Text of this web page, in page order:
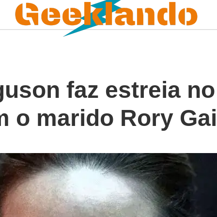
faz estreia
o marido Rory